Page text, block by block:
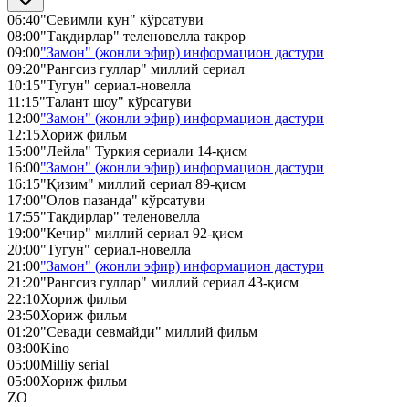
06:40"Севимли кун" кўрсатуви
08:00"Тақдирлар" теленовелла такрор
09:00"Замон" (жонли эфир) информацион дастури
09:20"Рангсиз гуллар" миллий сериал
10:15"Тугун" сериал-новелла
11:15"Талант шоу" кўрсатуви
12:00"Замон" (жонли эфир) информацион дастури
12:15Хориж фильм
15:00"Лейла" Туркия сериали 14-қисм
16:00"Замон" (жонли эфир) информацион дастури
16:15"Қизим" миллий сериал 89-қисм
17:00"Олов пазанда" кўрсатуви
17:55"Тақдирлар" теленовелла
19:00"Кечир" миллий сериал 92-қисм
20:00"Тугун" сериал-новелла
21:00"Замон" (жонли эфир) информацион дастури
21:20"Рангсиз гуллар" миллий сериал 43-қисм
22:10Хориж фильм
23:50Хориж фильм
01:20"Севади севмайди" миллий фильм
03:00Kino
05:00Milliy serial
05:00Хориж фильм
ZO